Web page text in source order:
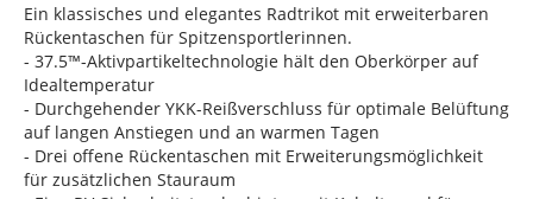
Ein klassisches und elegantes Radtrikot mit erweiterbaren
Rückentaschen für Spitzensportlerinnen.
- 37.5™-Aktivpartikeltechnologie hält den Oberkörper auf
Idealtemperatur
- Durchgehender YKK-Reißverschluss für optimale Belüftung
auf langen Anstiegen und an warmen Tagen
- Drei offene Rückentaschen mit Erweiterungsmöglichkeit
für zusätzlichen Stauraum